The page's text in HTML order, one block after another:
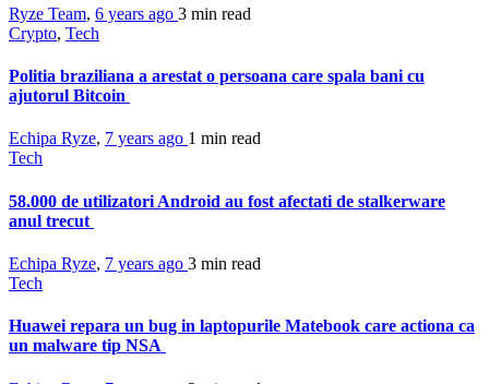
Ryze Team, 6 years ago 3 min read
Crypto, Tech
Politia braziliana a arestat o persoana care spala bani cu
ajutorul Bitcoin
Echipa Ryze, 7 years ago 1 min read
Tech
58.000 de utilizatori Android au fost afectati de stalkerware
anul trecut
Echipa Ryze, 7 years ago 3 min read
Tech
Huawei repara un bug in laptopurile Matebook care actiona ca
un malware tip NSA